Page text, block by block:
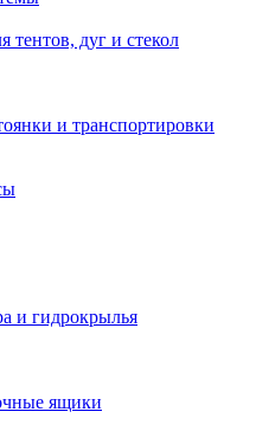
дуг и стекол
и транспортировки
и гидрокрылья
ящики